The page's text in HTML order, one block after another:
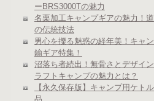
ーBRS3000Tの魅力
名栗加工キャンプギアの魅力！
の伝統技法
男心を擽る魅惑の経年美！キャ
鍮ギア特集！
沼落ち者続出！無骨さとデザイ
ラフトキャンプの魅力とは？
【永久保存版】キャンプ用ケト
品